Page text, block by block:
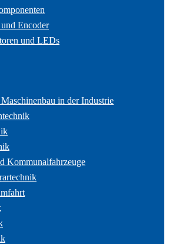
Encoder
und LEDs
in der Industrie
Kommunalfahrzeuge